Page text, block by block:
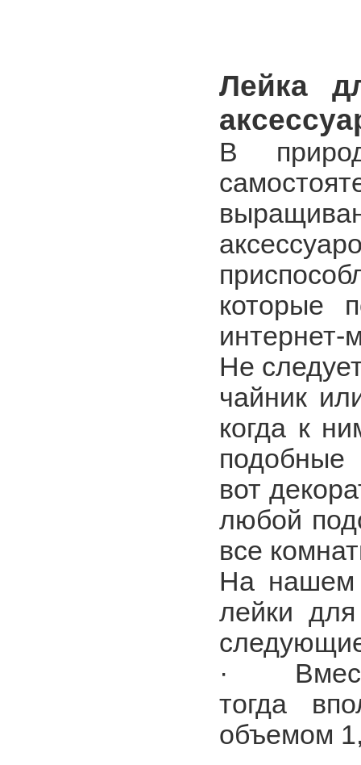
Лейка
В
которые
интернет-
Не
чайник
когда к
подобные
вот
любой
все
На нашем
лейки
·
тогда
объемом